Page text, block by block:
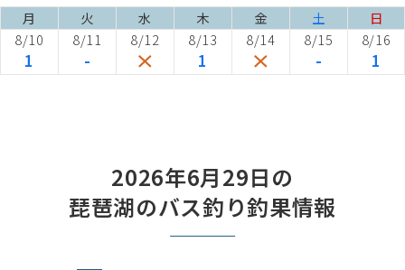
月 火 水 木 金 土
日
8/10
1
8/11
-
8/12 8/13
1
8/14 8/15
-
8/16
1
2026年6月29日の
琵琶湖のバス釣り釣果情報